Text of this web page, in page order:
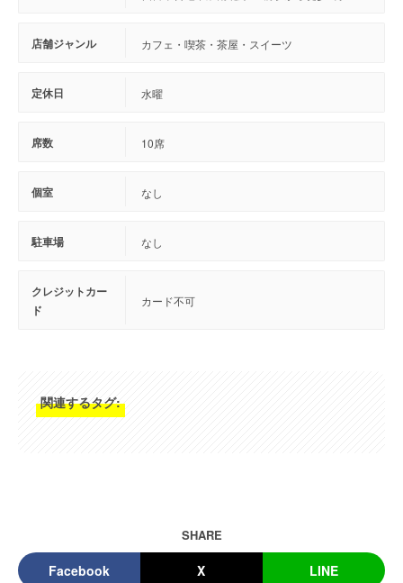
店舗ジャンル カフェ・喫茶・茶屋・スイーツ
定休日 水曜
席数 10席
個室 なし
駐車場 なし
クレジットカー
ド
カード不可
関連するタグ:
SHARE
Facebook X LINE